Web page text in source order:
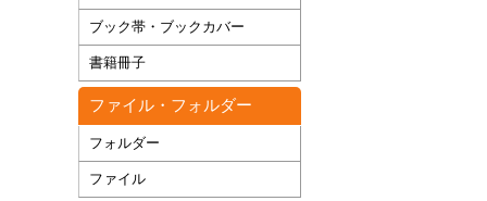
ブック帯・ブックカバー
書籍冊子
ファイル・フォルダー
フォルダー
ファイル